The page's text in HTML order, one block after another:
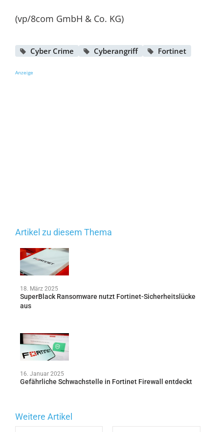
(vp/8com GmbH & Co. KG)
Cyber Crime Cyberangriff Fortinet
Anzeige
Artikel zu diesem Thema
18. März 2025
SuperBlack Ransomware nutzt Fortinet-Sicherheitslücke
aus
16. Januar 2025
Gefährliche Schwachstelle in Fortinet Firewall entdeckt
Weitere Artikel